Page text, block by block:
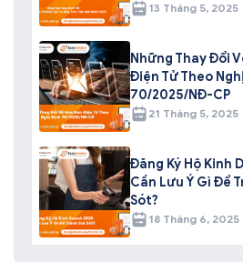
13 Tháng 5, 2025
Những Thay Đổi
Điện Tử Theo
70/2025/NĐ-CP
21 Tháng 5, 2025
Đăng Ký Hộ Kinh
Cần Lưu Ý Gì Để
Sót?
18 Tháng 6, 2025